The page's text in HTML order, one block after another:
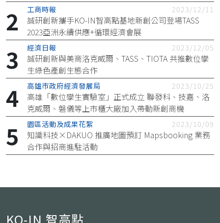
工商時報 2023/12/11
誠研創新攜手KO-IN智高點基地新創公司登場TASS
2023亞洲永續供應+循環經濟會展
經濟日報 2023/12/05
誠研創新與美商洛克威爾、TASS、TIOTA 共推數位孿
生綠色產創生態合作
高雄市政府經濟發展局 2023/10/25
高雄「數位孿生實驗室」正式成立 聯發科、技嘉、洛
克威爾、磐儀等上市櫃大廠加入帶動新創商機
園區活動及成果花絮 2023/10/09
知識科技×DAKUO 推廣地圖預訂 Mapsbooking 業務
合作與招商進駐活動
KO-IN 智高點